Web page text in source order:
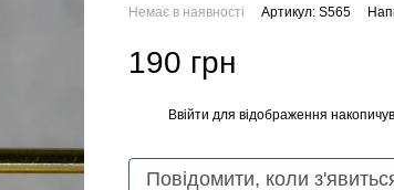
Немає в наявності Артикул: S565
190 грн
Ввійти для відображення
Повідомити, коли